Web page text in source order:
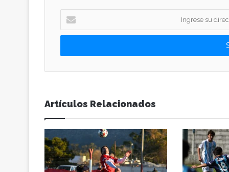
g
e
u
i
r
e
c
c
Artículos Relacionados